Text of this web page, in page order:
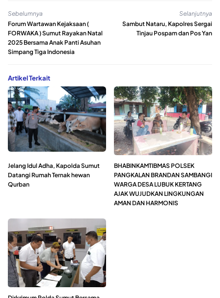
Sebelumnya
‎Forum Wartawan Kejaksaan (
FORWAKA ) Sumut Rayakan Natal
2025 Bersama Anak Panti Asuhan
Simpang Tiga Indonesia
Selanjutnya
Sambut Nataru, Kapolres Sergai
Tinjau Pospam dan Pos Yan
Artikel Terkait
Jelang Idul Adha, Kapolda Sumut
Datangi Rumah Ternak hewan
Qurban
BHABINKAMTIBMAS POLSEK
PANGKALAN BRANDAN SAMBANGI
WARGA DESA LUBUK KERTANG
AJAK WUJUDKAN LINGKUNGAN
AMAN DAN HARMONIS